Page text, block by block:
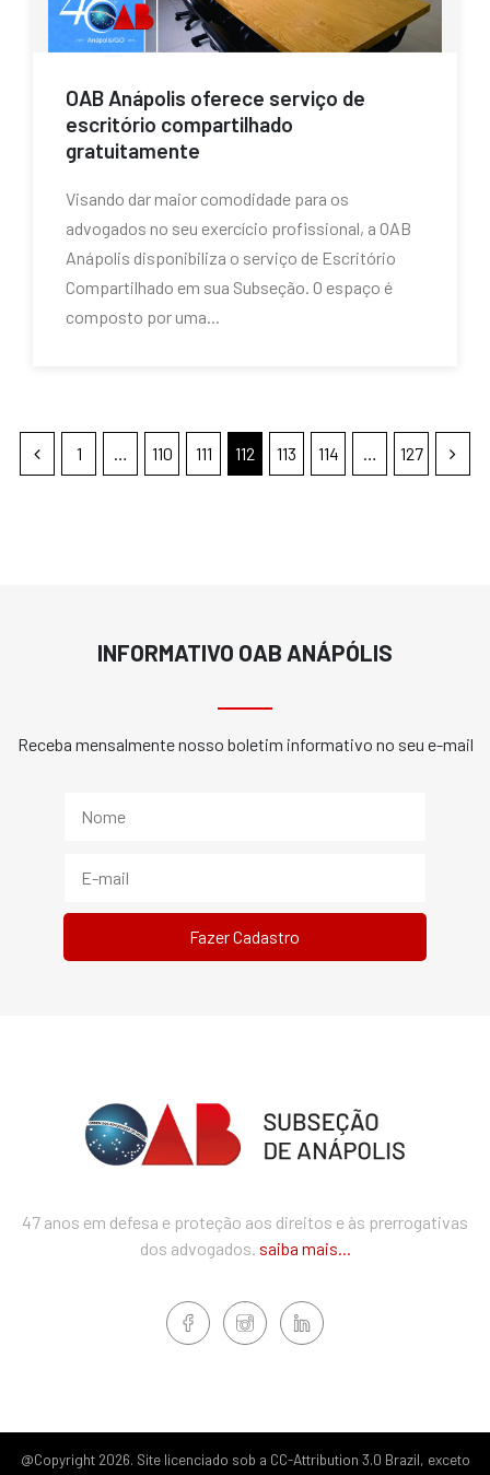
OAB Anápolis oferece serviço de
escritório compartilhado
gratuitamente
Visando dar maior comodidade para os
advogados no seu exercício profissional, a OAB
Anápolis disponibiliza o serviço de Escritório
Compartilhado em sua Subseção. O espaço é
composto por uma...
1 … 110 111 112 113 114 … 127
INFORMATIVO OAB ANÁPÓLIS
Receba mensalmente nosso boletim informativo no seu e-mail
47 anos em defesa e proteção aos direitos e às prerrogativas
dos advogados. saiba mais...
@Copyright 2026. Site licenciado sob a CC-Attribution 3.0 Brazil, exceto